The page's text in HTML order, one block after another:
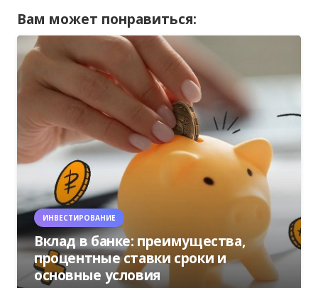
Вам может понравиться:
ИНВЕСТИРОВАНИЕ
Вклад в банке: преимущества,
процентные ставки сроки и
основные условия